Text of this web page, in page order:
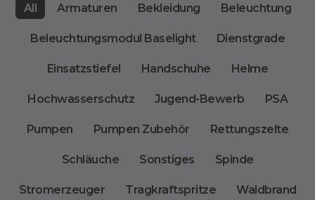
All Armaturen Bekleidung Beleuchtung
Beleuchtungsmodul Baselight Dienstgrade
Einsatzstiefel Handschuhe Helme
Hochwasserschutz Jugend-Bewerb PSA
Pumpen Pumpen Zubehör Rettungszelte
Schläuche Sonstiges Spinde
Stromerzeuger Tragkraftspritze Waldbrand